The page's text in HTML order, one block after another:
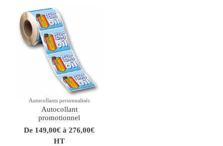
Autocollants personnalisés
Autocollant
promotionnel
De 149,00€ à 276,00€
HT